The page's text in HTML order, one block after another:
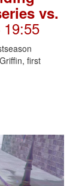
vs.
first